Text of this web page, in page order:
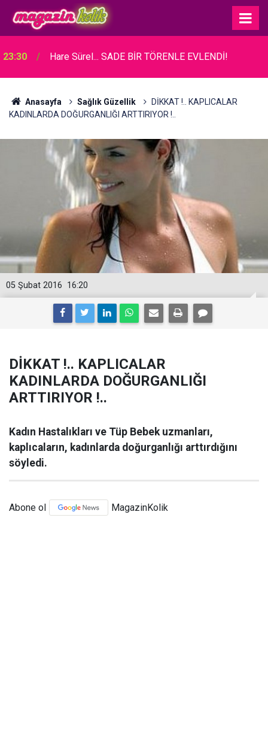
23:30 Hare Sürel... SADE BİR TÖRENLE EVLENDİ!
Anasayfa Sağlık Güzellik
DİKKAT !.. KAPLICALAR
KADINLARDA DOĞURGANLIĞI ARTTIRIYOR !..
16:20
05 Şubat 2016
DİKKAT !.. KAPLICALAR
KADINLARDA DOĞURGANLIĞI
ARTTIRIYOR !..
Kadın Hastalıkları ve Tüp Bebek uzmanları,
kaplıcaların, kadınlarda doğurganlığı arttırdığını
söyledi.
Abone ol MagazinKolik